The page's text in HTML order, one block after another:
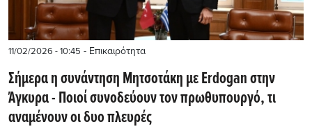
11/02/2026 - 10:45 - Επικαιρότητα
Σήμερα η συνάντηση Μητσοτάκη με Erdogan στην
Άγκυρα - Ποιοί συνοδεύουν τον πρωθυπουργό, τι
αναμένουν οι δυο πλευρές